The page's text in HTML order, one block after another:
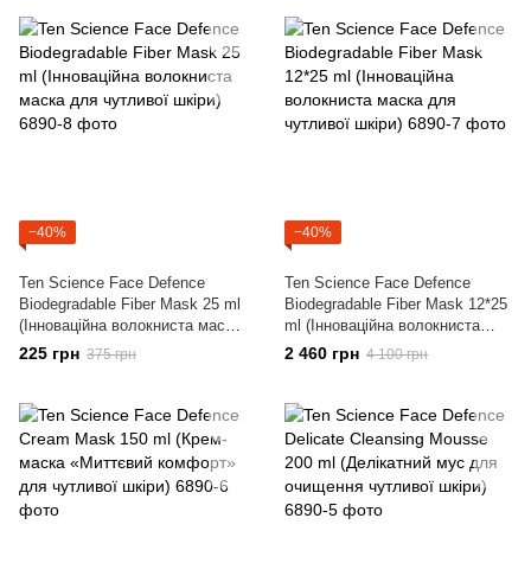
−40%
Ten Science Face Defence
Biodegradable Fiber Mask 25 ml
(Інноваційна волокниста маска
для чутливої шкіри)
225 грн 375 грн
−40%
Ten Science Face Defence
Biodegradable Fiber Mask 12*25
ml (Інноваційна волокниста
маска для чутливої шкіри)
2 460 грн 4 100 грн